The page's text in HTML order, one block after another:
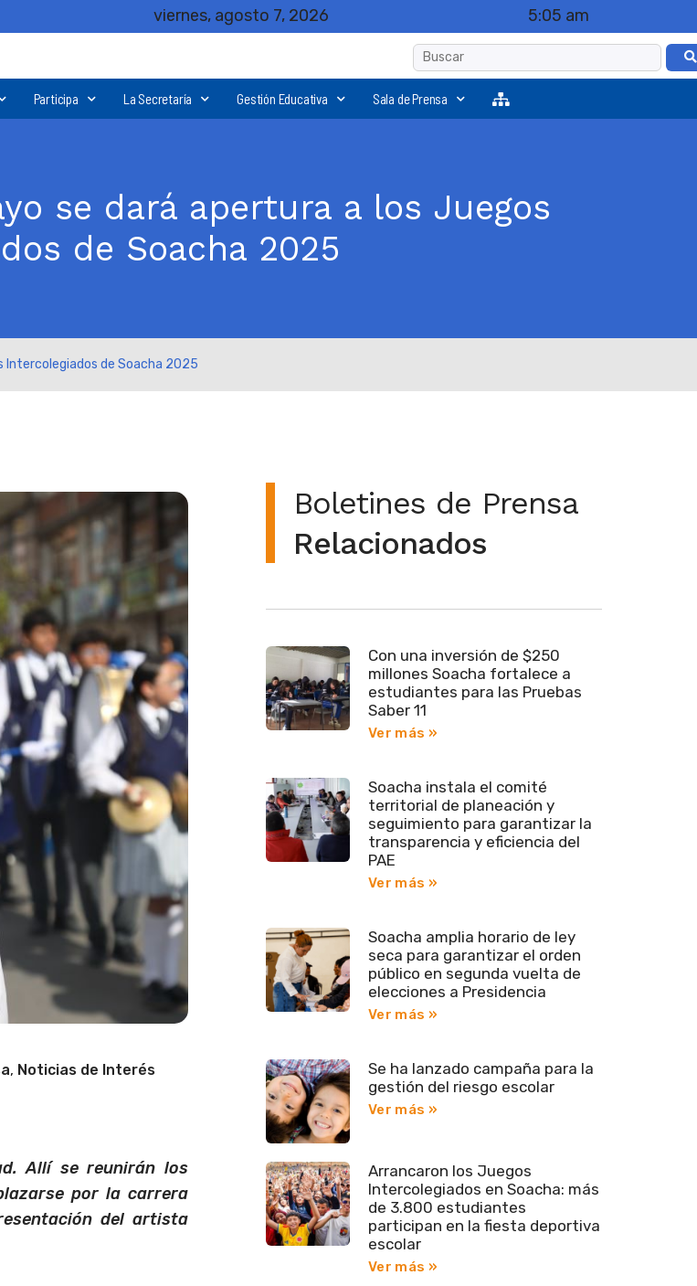
viernes, agosto 7, 2026 5:05 am
Participa La Secretaría Gestión Educativa Sala de Prensa
se dará apertura a los Juegos
de Soacha 2025
Intercolegiados de Soacha 2025
, Noticias de Interés
Allí se reunirán los
por la carrera
del artista
Boletines de Prensa
Relacionados
Con una inversión de $250
millones Soacha fortalece a
estudiantes para las Pruebas
Saber 11
Ver más »
Soacha instala el comité
territorial de planeación y
seguimiento para garantizar la
transparencia y eficiencia del
PAE
Ver más »
Soacha amplia horario de ley
seca para garantizar el orden
público en segunda vuelta de
elecciones a Presidencia
Ver más »
Se ha lanzado campaña para la
gestión del riesgo escolar
Ver más »
Arrancaron los Juegos
Intercolegiados en Soacha: más
de 3.800 estudiantes
participan en la fiesta deportiva
escolar
Ver más »